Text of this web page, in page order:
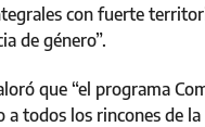
con fuerte
de género”.
que “el programa
a todos los rincones de